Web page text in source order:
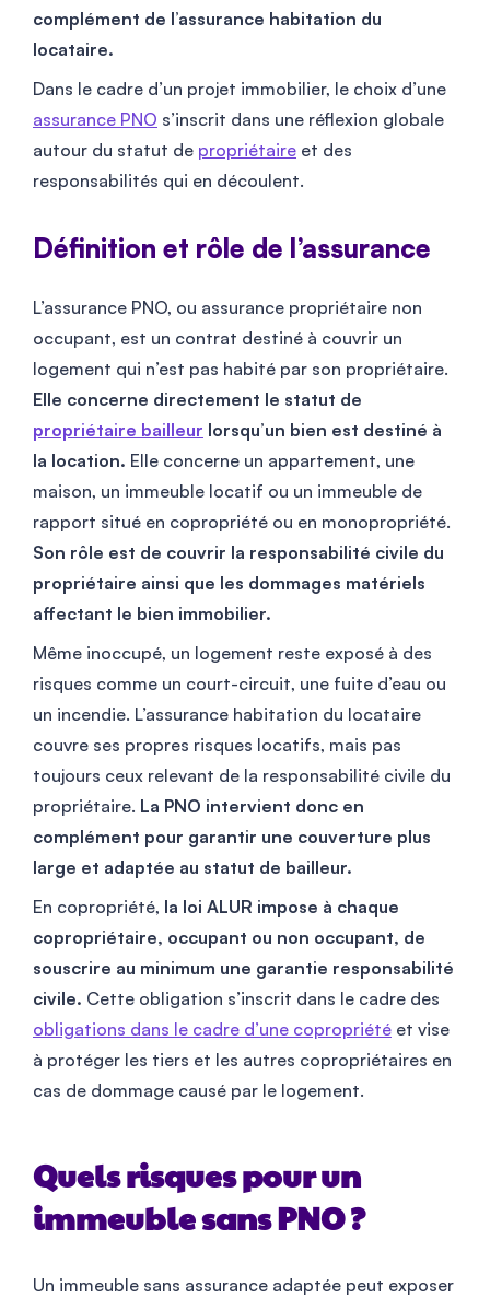
complément de l’assurance habitation du
locataire.
Dans le cadre d’un projet immobilier, le choix d’une
assurance PNO s’inscrit dans une réflexion globale
autour du statut de propriétaire et des
responsabilités qui en découlent.
Définition et rôle de l’assurance
L’assurance PNO, ou assurance propriétaire non
occupant, est un contrat destiné à couvrir un
logement qui n’est pas habité par son propriétaire.
Elle concerne directement le statut de
propriétaire bailleur lorsqu’un bien est destiné à
la location. Elle concerne un appartement, une
maison, un immeuble locatif ou un immeuble de
rapport situé en copropriété ou en monopropriété.
Son rôle est de couvrir la responsabilité civile du
propriétaire ainsi que les dommages matériels
affectant le bien immobilier.
Même inoccupé, un logement reste exposé à des
risques comme un court-circuit, une fuite d’eau ou
un incendie. L’assurance habitation du locataire
couvre ses propres risques locatifs, mais pas
toujours ceux relevant de la responsabilité civile du
propriétaire. La PNO intervient donc en
complément pour garantir une couverture plus
large et adaptée au statut de bailleur.
En copropriété, la loi ALUR impose à chaque
copropriétaire, occupant ou non occupant, de
souscrire au minimum une garantie responsabilité
civile. Cette obligation s’inscrit dans le cadre des
obligations dans le cadre d’une copropriété et vise
à protéger les tiers et les autres copropriétaires en
cas de dommage causé par le logement.
Quels risques pour un
immeuble sans PNO ?
Un immeuble sans assurance adaptée peut exposer